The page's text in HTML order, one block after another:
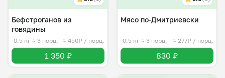
Бефстроганов из
говядины
0.5 кг ≈ 3 порц. ≈ 450₽ / порц.
1 350 ₽
Мясо по-Дмитриевски
0.5 кг ≈ 3 порц. ≈ 277₽ / порц.
830 ₽